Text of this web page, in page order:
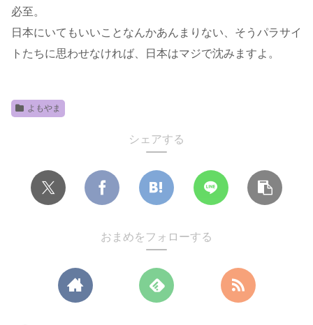
必至。
日本にいてもいいことなんかあんまりない、そうパラサイ
トたちに思わせなければ、日本はマジで沈みますよ。
よもやま
シェアする
おまめをフォローする